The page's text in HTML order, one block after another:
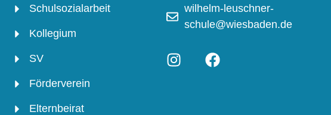
Schulsozialarbeit
Kollegium
SV
Förderverein
Elternbeirat
wilhelm-leuschner-
schule@wiesbaden.de